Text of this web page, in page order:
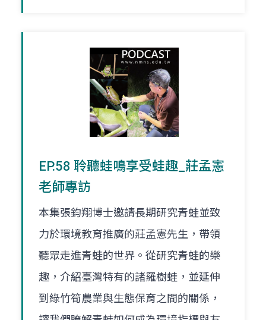
EP.58 聆聽蛙鳴享受蛙趣_莊孟憲
老師專訪
本集張鈞翔博士邀請長期研究青蛙並致
力於環境教育推廣的莊孟憲先生，帶領
聽眾走進青蛙的世界。從研究青蛙的樂
趣，介紹臺灣特有的諸羅樹蛙，並延伸
到綠竹筍農業與生態保育之間的關係，